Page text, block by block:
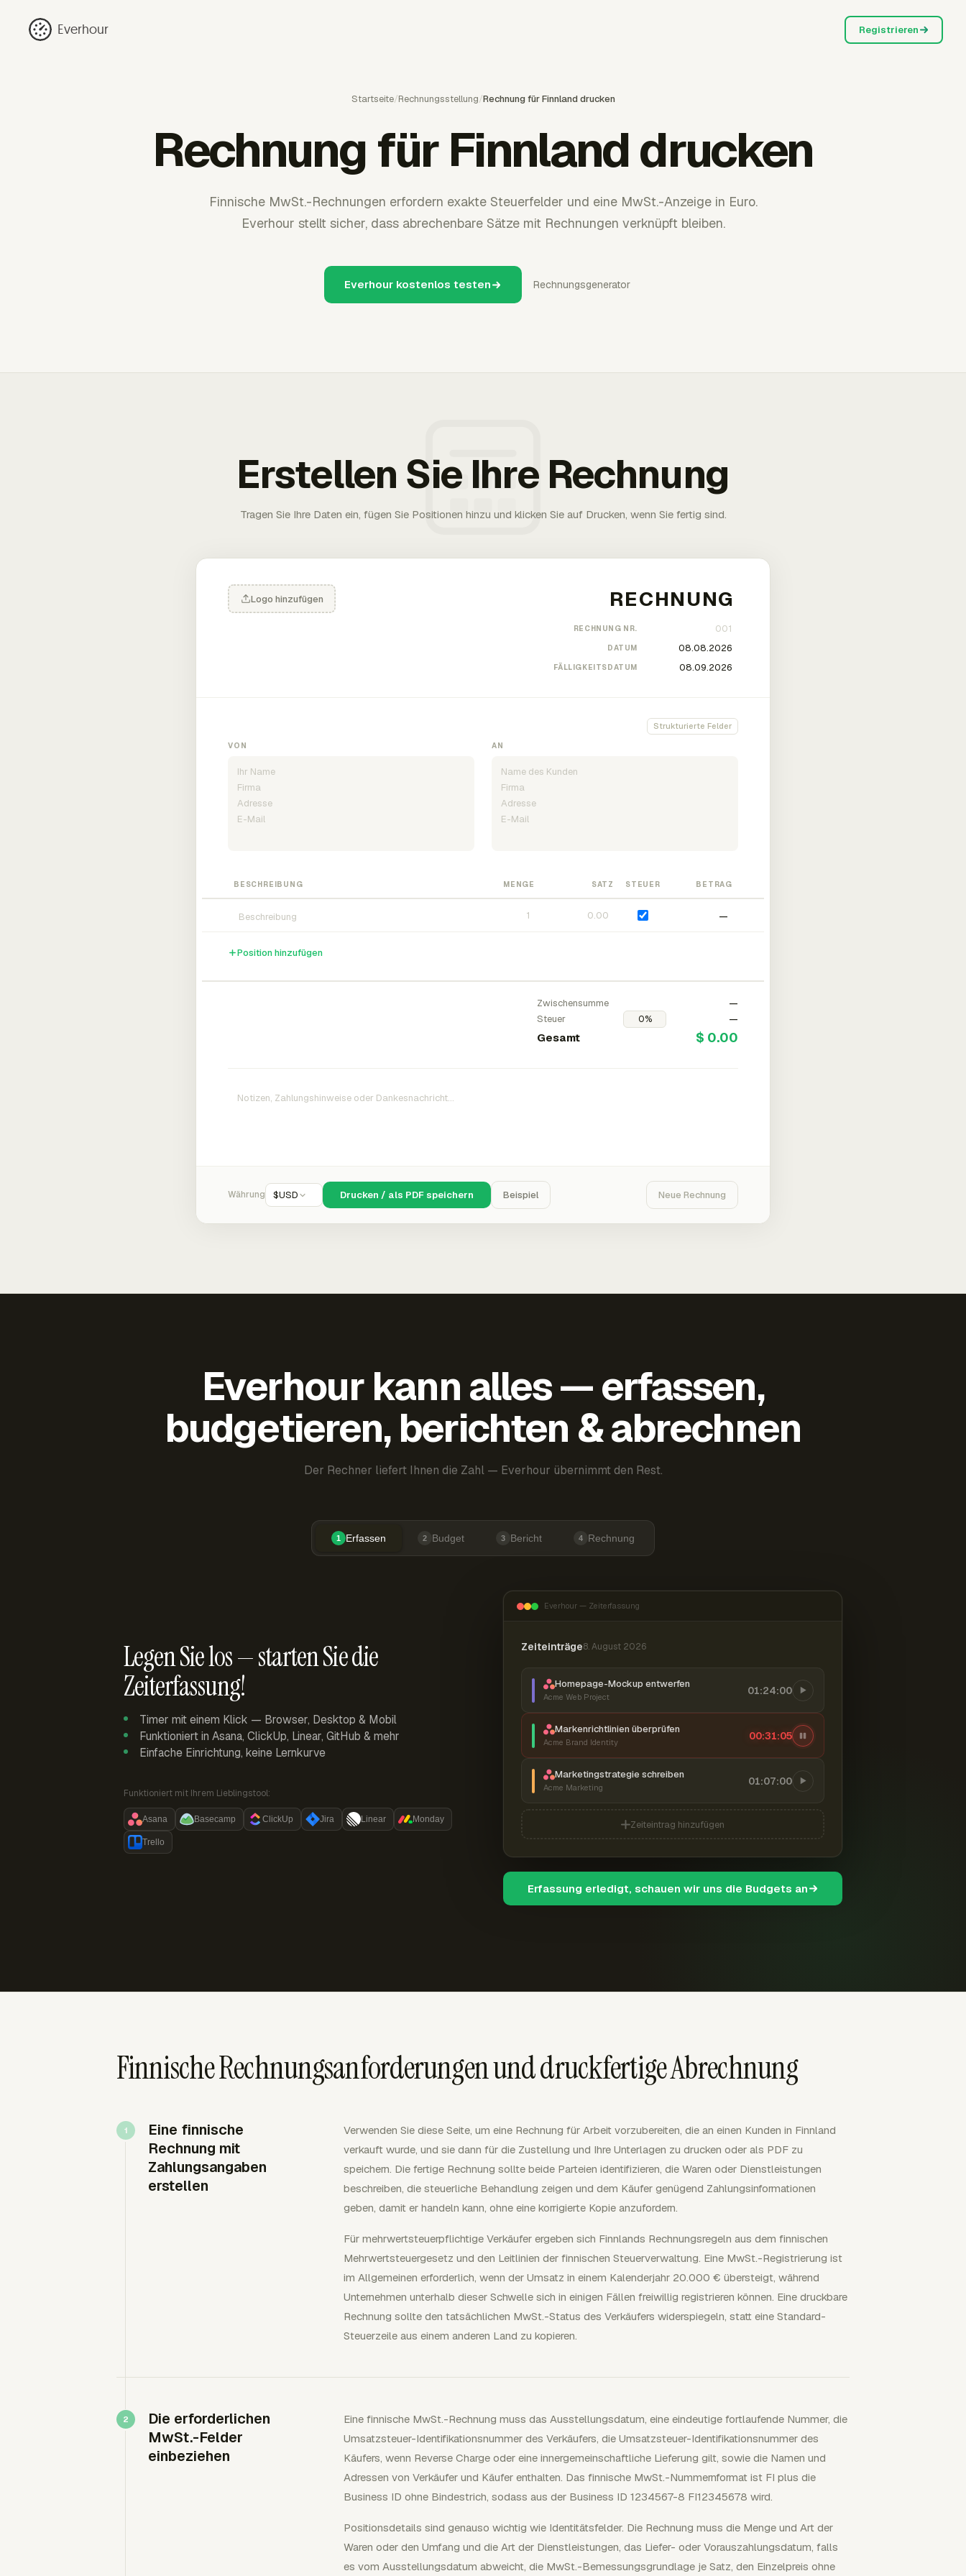
Everhour Registrieren
Startseite/Rechnungsstellung/Rechnung für Finnland drucken
Rechnung für Finnland drucken
Finnische MwSt.-Rechnungen erfordern exakte Steuerfelder und eine MwSt.-Anzeige in Euro.
Everhour stellt sicher, dass abrechenbare Sätze mit Rechnungen verknüpft bleiben.
Everhour kostenlos testen Rechnungsgenerator
Erstellen Sie Ihre Rechnung
Tragen Sie Ihre Daten ein, fügen Sie Positionen hinzu und klicken Sie auf Drucken, wenn Sie fertig sind.
Logo hinzufügen
RECHNUNG NR.
DATUM
FÄLLIGKEITSDATUM
Strukturierte Felder
VON AN
BESCHREIBUNG MENGE SATZ STEUER BETRAG
—
Position hinzufügen
Zwischensumme
—
Steuer
—
Gesamt $ 0.00
Währung $USD Drucken / als PDF speichern Beispiel Neue Rechnung
Everhour kann alles — erfassen,
budgetieren, berichten & abrechnen
Der Rechner liefert Ihnen die Zahl — Everhour übernimmt den Rest.
1 Erfassen 2 Budget 3 Bericht 4 Rechnung
Legen Sie los — starten Sie die
Zeiterfassung!
Timer mit einem Klick — Browser, Desktop & Mobil
Funktioniert in Asana, ClickUp, Linear, GitHub & mehr
Einfache Einrichtung, keine Lernkurve
Funktioniert mit Ihrem Lieblingstool:
Asana Basecamp ClickUp Jira Linear Monday
Trello
Everhour — Zeiterfassung
Zeiteinträge8. August 2026
Homepage-Mockup entwerfen
Acme Web Project
01:24:00
Markenrichtlinien überprüfen
Acme Brand Identity
00:31:06
Marketingstrategie schreiben
Acme Marketing
01:07:00
Zeiteintrag hinzufügen
Erfassung erledigt, schauen wir uns die Budgets an
Finnische Rechnungsanforderungen und druckfertige Abrechnung
Eine finnische
Rechnung mit
Zahlungsangaben
erstellen
Verwenden Sie diese Seite, um eine Rechnung für Arbeit vorzubereiten, die an einen Kunden in Finnland
verkauft wurde, und sie dann für die Zustellung und Ihre Unterlagen zu drucken oder als PDF zu
speichern. Die fertige Rechnung sollte beide Parteien identifizieren, die Waren oder Dienstleistungen
beschreiben, die steuerliche Behandlung zeigen und dem Käufer genügend Zahlungsinformationen
geben, damit er handeln kann, ohne eine korrigierte Kopie anzufordern.
Für mehrwertsteuerpflichtige Verkäufer ergeben sich Finnlands Rechnungsregeln aus dem finnischen
Mehrwertsteuergesetz und den Leitlinien der finnischen Steuerverwaltung. Eine MwSt.-Registrierung ist
im Allgemeinen erforderlich, wenn der Umsatz in einem Kalenderjahr 20.000 € übersteigt, während
Unternehmen unterhalb dieser Schwelle sich in einigen Fällen freiwillig registrieren können. Eine druckbare
Rechnung sollte den tatsächlichen MwSt.-Status des Verkäufers widerspiegeln, statt eine Standard-
Steuerzeile aus einem anderen Land zu kopieren.
Die erforderlichen
MwSt.-Felder
einbeziehen
Eine finnische MwSt.-Rechnung muss das Ausstellungsdatum, eine eindeutige fortlaufende Nummer, die
Umsatzsteuer-Identifikationsnummer des Verkäufers, die Umsatzsteuer-Identifikationsnummer des
Käufers, wenn Reverse Charge oder eine innergemeinschaftliche Lieferung gilt, sowie die Namen und
Adressen von Verkäufer und Käufer enthalten. Das finnische MwSt.-Nummernformat ist FI plus die
Business ID ohne Bindestrich, sodass aus der Business ID 1234567-8 FI12345678 wird.
Positionsdetails sind genauso wichtig wie Identitätsfelder. Die Rechnung muss die Menge und Art der
Waren oder den Umfang und die Art der Dienstleistungen, das Liefer- oder Vorauszahlungsdatum, falls
es vom Ausstellungsdatum abweicht, die MwSt.-Bemessungsgrundlage je Satz, den Einzelpreis ohne